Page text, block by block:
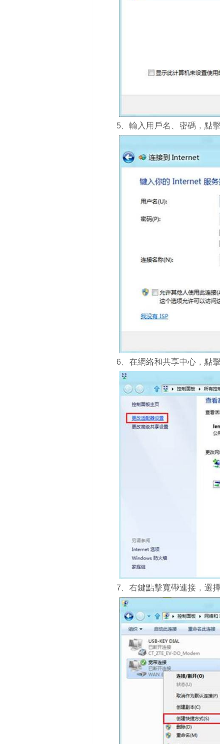
5、輸入用戶名、密碼，點
6、在網絡和共享中心，點
7、右鍵點擊寬帶連接，選